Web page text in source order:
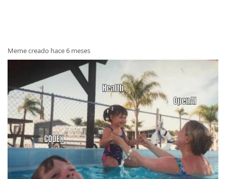
Meme creado hace 6 meses